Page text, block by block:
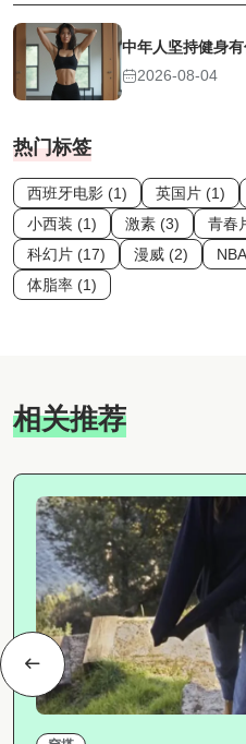
中年人坚持健身
2026-08-04
热门标签
西班牙电影 (1) 英国片 (1)
小西装 (1)
激素 (3) 青春
科幻片 (17)
漫威 (2)
体脂率 (1)
相关推荐